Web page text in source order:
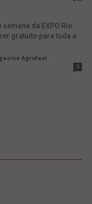
da EXPO Rio
gratuito para toda a
AgroFest
0